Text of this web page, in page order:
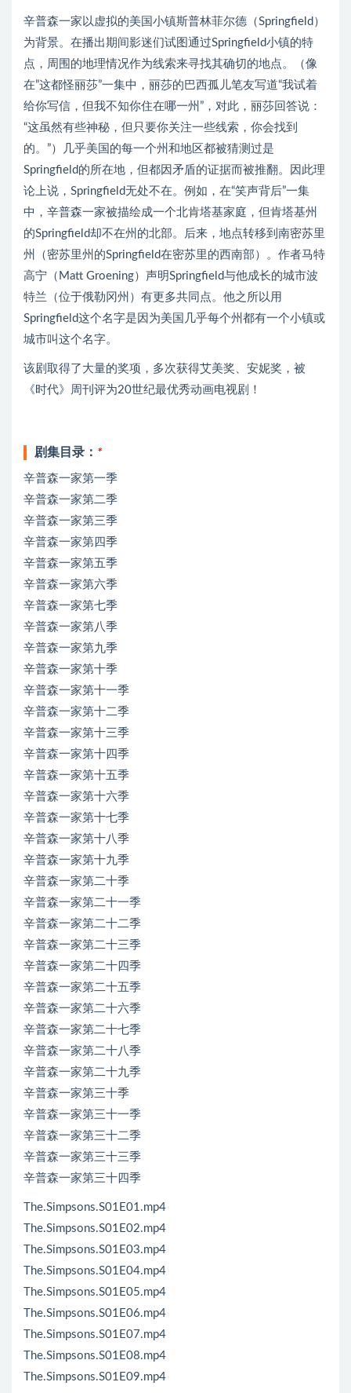
辛普森一家以虚拟的美国小镇斯普林菲尔德（Springfield）
为背景。在播出期间影迷们试图通过Springfield小镇的特
点，周围的地理情况作为线索来寻找其确切的地点。（像
在”这都怪丽莎”一集中，丽莎的巴西孤儿笔友写道“我试着
给你写信，但我不知你住在哪一州”，对此，丽莎回答说：
“这虽然有些神秘，但只要你关注一些线索，你会找到
的。”）几乎美国的每一个州和地区都被猜测过是
Springfield的所在地，但都因矛盾的证据而被推翻。因此理
论上说，Springfield无处不在。例如，在“笑声背后”一集
中，辛普森一家被描绘成一个北肯塔基家庭，但肯塔基州
的Springfield却不在州的北部。后来，地点转移到南密苏里
州（密苏里州的Springfield在密苏里的西南部）。作者马特
高宁（Matt Groening）声明Springfield与他成长的城市波
特兰（位于俄勒冈州）有更多共同点。他之所以用
Springfield这个名字是因为美国几乎每个州都有一个小镇或
城市叫这个名字。
该剧取得了大量的奖项，多次获得艾美奖、安妮奖，被
《时代》周刊评为20世纪最优秀动画电视剧！
剧集目录： *
辛普森一家第一季
辛普森一家第二季
辛普森一家第三季
辛普森一家第四季
辛普森一家第五季
辛普森一家第六季
辛普森一家第七季
辛普森一家第八季
辛普森一家第九季
辛普森一家第十季
辛普森一家第十一季
辛普森一家第十二季
辛普森一家第十三季
辛普森一家第十四季
辛普森一家第十五季
辛普森一家第十六季
辛普森一家第十七季
辛普森一家第十八季
辛普森一家第十九季
辛普森一家第二十季
辛普森一家第二十一季
辛普森一家第二十二季
辛普森一家第二十三季
辛普森一家第二十四季
辛普森一家第二十五季
辛普森一家第二十六季
辛普森一家第二十七季
辛普森一家第二十八季
辛普森一家第二十九季
辛普森一家第三十季
辛普森一家第三十一季
辛普森一家第三十二季
辛普森一家第三十三季
辛普森一家第三十四季
The.Simpsons.S01E01.mp4
The.Simpsons.S01E02.mp4
The.Simpsons.S01E03.mp4
The.Simpsons.S01E04.mp4
The.Simpsons.S01E05.mp4
The.Simpsons.S01E06.mp4
The.Simpsons.S01E07.mp4
The.Simpsons.S01E08.mp4
The.Simpsons.S01E09.mp4